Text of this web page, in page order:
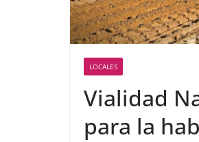
LOCALES
Vialidad
para la